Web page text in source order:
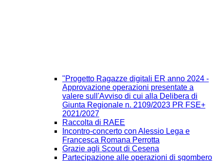
"Progetto Ragazze digitali ER anno 2024 -
Approvazione operazioni presentate a
valere sull'Avviso di cui alla Delibera di
Giunta Regionale n. 2109/2023 PR FSE+
2021/2027
Raccolta di RAEE
Incontro-concerto con Alessio Lega e
Francesca Romana Perrotta
Grazie agli Scout di Cesena
Partecipazione alle operazioni di sgombero